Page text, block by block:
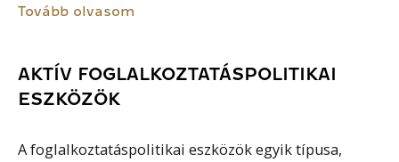
Tovább olvasom
AKTÍV FOGLALKOZTATÁSPOLITIKAI
ESZKÖZÖK
A foglalkoztatáspolitikai eszközök egyik típusa,